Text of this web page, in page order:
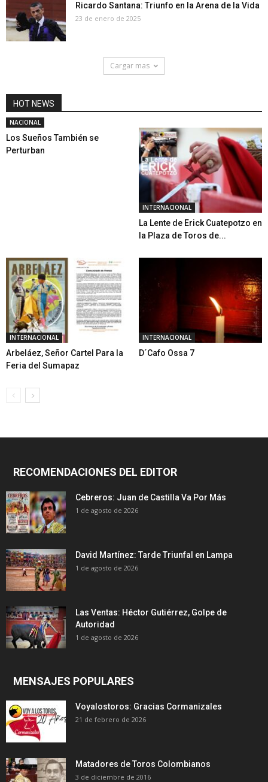
Ricardo Santana: Triunfo en la Arena de la Vida
23 de enero de 2025
Cargar mas
HOT NEWS
NACIONAL
Los Sueños También se
Perturban
INTERNACIONAL
La Lente de Erick Cuatepotzo en
la Plaza de Toros de...
INTERNACIONAL
Arbeláez, Señor Cartel Para la
Feria del Sumapaz
INTERNACIONAL
D´Cafo Ossa 7
RECOMENDACIONES DEL EDITOR
Cebreros: Juan de Castilla Va Por Más
1 de agosto de 2026
David Martínez: Tarde Triunfal en Lampa
1 de agosto de 2026
Las Ventas: Héctor Gutiérrez, Golpe de
Autoridad
1 de agosto de 2026
MENSAJES POPULARES
Voyalostoros: Gracias Cormanizales
21 de febrero de 2026
Matadores de Toros Colombianos
3 de diciembre de 2016